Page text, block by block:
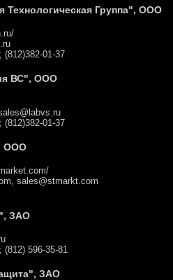
Технологическая Группа", ООО
(812)382-01-37
ВС", ООО
(812)382-01-37
ООО
sales@stmarkt.com
", ЗАО
(812) 596-35-81
ЗАО